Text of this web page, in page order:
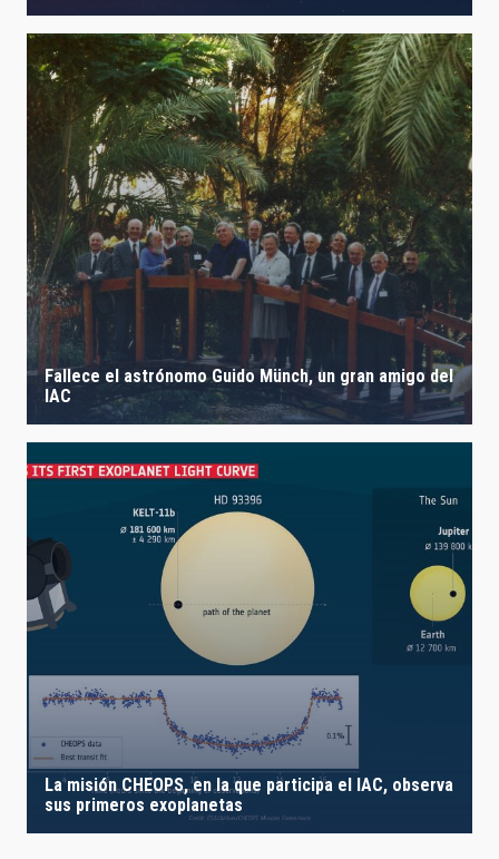
Fallece el astrónomo Guido Münch, un gran amigo del
IAC
La misión CHEOPS, en la que participa el IAC, observa
sus primeros exoplanetas